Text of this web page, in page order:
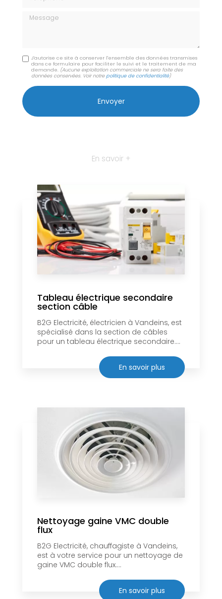
Message
J'autorise ce site à conserver l'ensemble des données transmises
dans ce formulaire pour faciliter le suivi et le traitement de ma
demande. (Aucune exploitation commerciale ne sera faite des
données conservées. Voir notrepolitique de confidentialité)
En savoir +
Tableau électrique secondaire
section câble
B2G Electricité, électricien à Vandeins, est
spécialisé dans la section de câbles
pour un tableau électrique secondaire....
En savoir plus
Nettoyage gaine VMC double
flux
B2G Electricité, chauffagiste à Vandeins,
est à votre service pour un nettoyage de
gaine VMC double flux....
En savoir plus